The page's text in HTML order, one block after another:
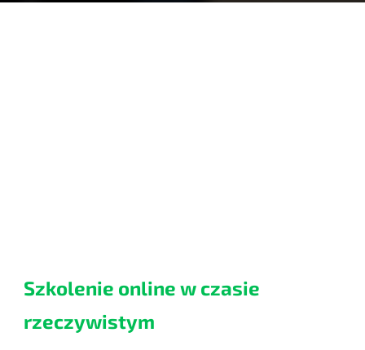
Szkolenie online w czasie
rzeczywistym